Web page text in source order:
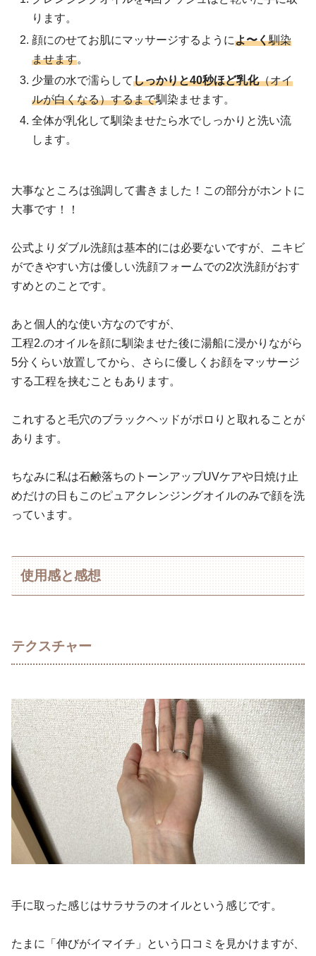
ります。
顔にのせてお肌にマッサージするようによ〜く馴染
ませます。
少量の水で濡らしてしっかりと40秒ほど乳化（オイ
ルが白くなる）するまで馴染ませます。
全体が乳化して馴染ませたら水でしっかりと洗い流
します。
大事なところは強調して書きました！この部分がホントに
大事です！！
公式よりダブル洗顔は基本的には必要ないですが、ニキビ
ができやすい方は優しい洗顔フォームでの2次洗顔がおす
すめとのことです。
あと個人的な使い方なのですが、
工程2.のオイルを顔に馴染ませた後に湯船に浸かりながら
5分くらい放置してから、さらに優しくお顔をマッサージ
する工程を挟むこともあります。
これすると毛穴のブラックヘッドがポロりと取れることが
あります。
ちなみに私は石鹸落ちのトーンアップUVケアや日焼け止
めだけの日もこのピュアクレンジングオイルのみで顔を洗
っています。
使用感と感想
テクスチャー
手に取った感じはサラサラのオイルという感じです。
たまに「伸びがイマイチ」という口コミを見かけますが、